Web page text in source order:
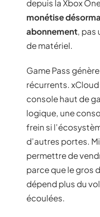
depuis la Xbox
monétise
abonnement, pas
de matériel.
Game Pass
récurrents.
console haut de
logique, une
frein si
d’autres portes.
permettre de
parce que le gros
dépend plus du
écoulées.